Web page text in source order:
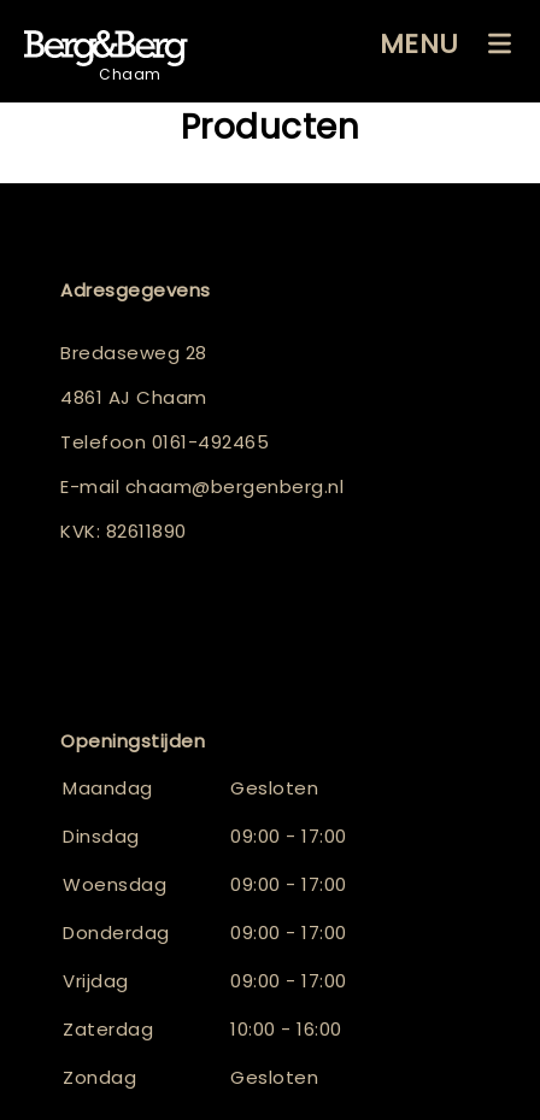
Chaam
MENU
Producten
Adresgegevens
Bredaseweg 28
4861 AJ Chaam
Telefoon 0161-492465
E-mail chaam@bergenberg.nl
KVK: 82611890
Openingstijden
Maandag
Gesloten
Dinsdag
09:00 - 17:00
Woensdag
09:00 - 17:00
Donderdag
09:00 - 17:00
Vrijdag
09:00 - 17:00
Zaterdag
10:00 - 16:00
Zondag
Gesloten